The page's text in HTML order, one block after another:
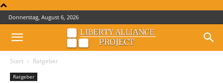
Donnerstag, August 6, 2026
Start Ratgeber
Ratgeber